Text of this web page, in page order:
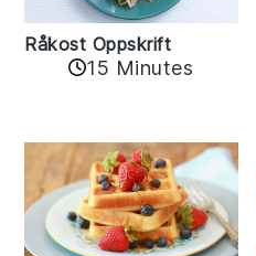
Råkost Oppskrift
15 Minutes